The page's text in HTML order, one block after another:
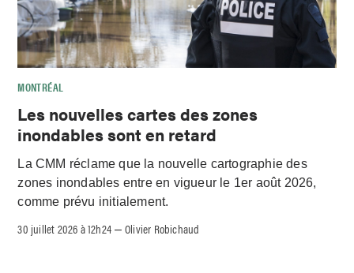
MONTRÉAL
Les nouvelles cartes des zones
inondables sont en retard
La CMM réclame que la nouvelle cartographie des
zones inondables entre en vigueur le 1er août 2026,
comme prévu initialement.
30 juillet 2026 à 12h24 –Olivier Robichaud